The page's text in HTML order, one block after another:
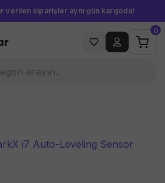
verilen siparişler aynı gün kargoda!
0
i7 Auto-Leveling Sensor